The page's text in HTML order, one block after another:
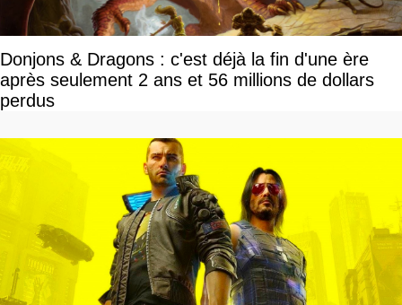
Donjons & Dragons : c'est déjà la fin d'une ère
après seulement 2 ans et 56 millions de dollars
perdus